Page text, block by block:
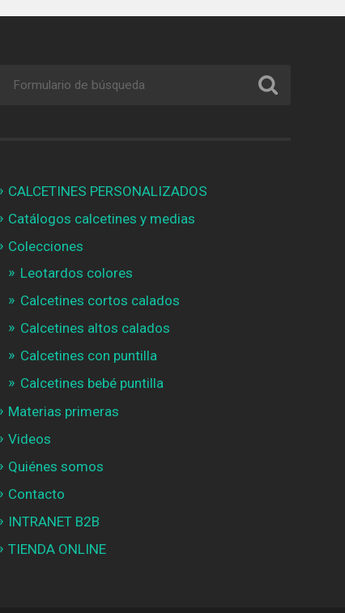
CALCETINES PERSONALIZADOS
Catálogos calcetines y medias
Colecciones
Leotardos colores
Calcetines cortos calados
Calcetines altos calados
Calcetines con puntilla
Calcetines bebé puntilla
Materias primeras
Videos
Quiénes somos
Contacto
INTRANET B2B
TIENDA ONLINE